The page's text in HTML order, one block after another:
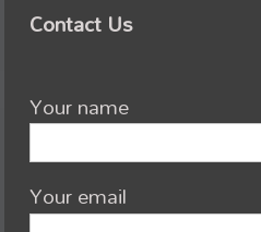
Contact Us
Your name
Your email